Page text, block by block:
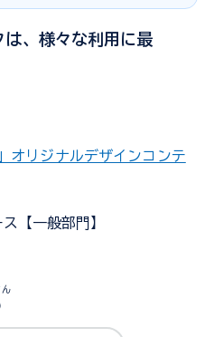
は、様々な利用に最
」オリジナルデザインコンテ
【一般部門】
ん